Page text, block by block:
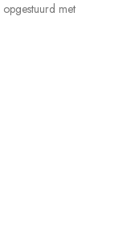
opgestuurd met